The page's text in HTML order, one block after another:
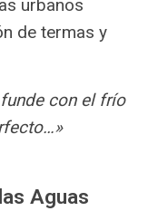
urbanos
de termas y
con el frío
Aguas